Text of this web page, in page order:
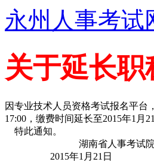
永州人事考试
关于延长
因专业技术人员资格考试报名平台
17:00，缴费时间延长至2015年1月21
特此通知。
湖南省人事考试院
2015年1月21日